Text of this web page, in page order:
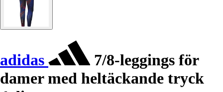
adidas
7/8-leggings för
damer med heltäckande tryck